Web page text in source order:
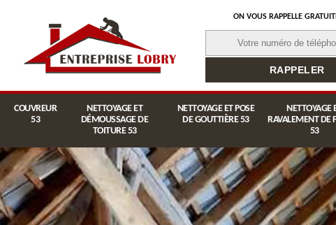
ON VOUS RAPPELLE
COUVREUR
53
NETTOYAGE ET
DÉMOUSSAGE DE
TOITURE 53
NETTOYAGE ET POSE
DE GOUTTIÈRE 53
NETTOYAGE
RAVALEMENT DE
53